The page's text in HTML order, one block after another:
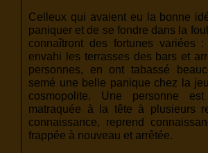
Celleux qui avaient eu la bonne
paniquer et de se fondre dans la
connaîtront des fortunes variées
envahi les terrasses des bars et
personnes, en ont tabassé
semé une belle panique chez la
cosmopolite. Une personne est
matraquée à la tête à plusieurs
connaissance, reprend
frappée à nouveau et arrêtée.